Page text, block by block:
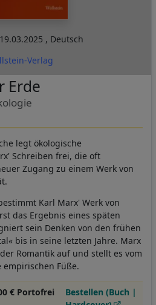
19.03.2025 , Deutsch
Verlag
Erde
legt ökologische
Schreiben frei, die oft
Zugang zu einem Werk von
Karl Marx' Werk von
das Ergebnis eines späten
sein Denken von den frühen
bis in seine letzten Jahre. Marx
Romantik auf und stellt es vom
Füße.
€ Portofrei
Bestellen (Buch |